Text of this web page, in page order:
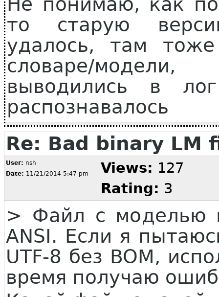
то старую
удалось, там
словаре/
выводились в
распознавалось
Re: Bad binary LM
User: nsh
Date: 11/21/2014 5:47 pm Views: 127
Rating: 3
> Файл с моделью
ANSI. Если я
UTF-8 без BOM,
время получаю